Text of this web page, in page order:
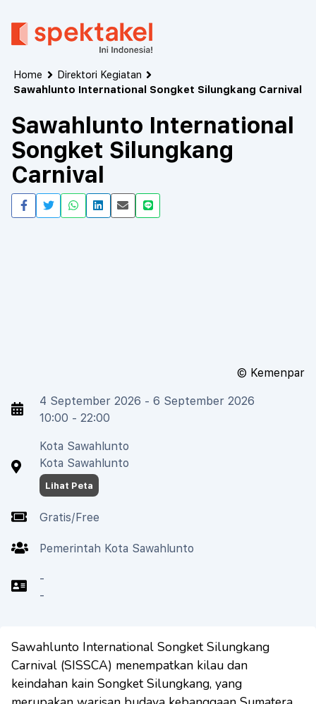
Home
Direktori Kegiatan
Sawahlunto International Songket Silungkang Carnival
Sawahlunto International
Songket Silungkang
Carnival
© Kemenpar
4 September 2026 - 6 September 2026
10:00 - 22:00
Kota Sawahlunto
Kota Sawahlunto
Lihat Peta
Gratis/Free
Pemerintah Kota Sawahlunto
-
-
Sawahlunto International Songket Silungkang
Carnival (SISSCA) menempatkan kilau dan
keindahan kain Songket Silungkang, yang